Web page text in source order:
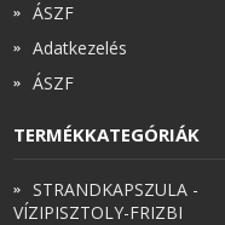
ÁSZF
Adatkezelés
ÁSZF
TERMÉKKATEGÓRIÁK
STRANDKAPSZULA -
VÍZIPISZTOLY-FRIZBI